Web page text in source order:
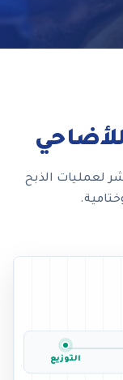
لعمليات الذبح
التوزيع